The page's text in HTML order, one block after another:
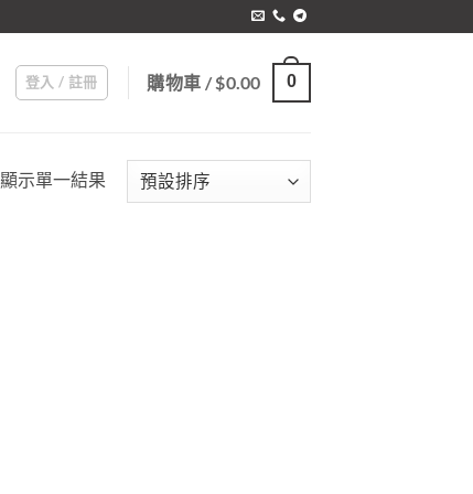
登入 / 註冊 購物車 /$0.00 0
顯示單一結果